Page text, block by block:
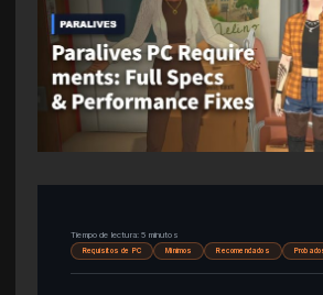
Tiempo de lectura: 5 minutos
Requisitos de PC Mínimos Recomendados